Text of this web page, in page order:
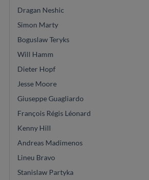
Dragan Neshic
Simon Marty
Boguslaw Teryks
Will Hamm
Dieter Hopf
Jesse Moore
Giuseppe Guagliardo
François Régis Léonard
Kenny Hill
Andreas Madimenos
Lineu Bravo
Stanislaw Partyka